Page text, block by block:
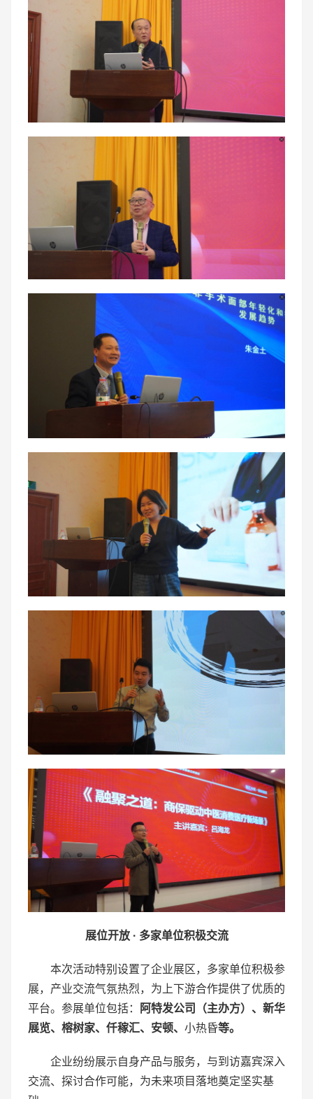
展位开放 · 多家单位积极交流
本次活动特别设置了企业展区，多家单位积极参
展，产业交流气氛热烈，为上下游合作提供了优质的
平台。参展单位包括：
阿特发公司（主办方）、新华
展览、榕树家、仟稼汇、安顿、 小热昏等。
企业纷纷展示自身产品与服务，与到访嘉宾深入
交流、探讨合作可能，为未来项目落地奠定坚实基